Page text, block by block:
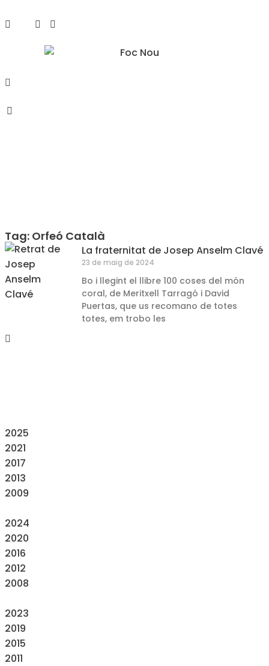
Tag: Orfeó Català
La fraternitat de Josep Anselm Clavé
23 de maig de 2024
Bo i llegint el llibre 100 coses del món
coral, de Meritxell Tarragó i David
Puertas, que us recomano de totes
totes, em trobo les
2025
2021
2017
2013
2009
2024
2020
2016
2012
2008
2023
2019
2015
2011